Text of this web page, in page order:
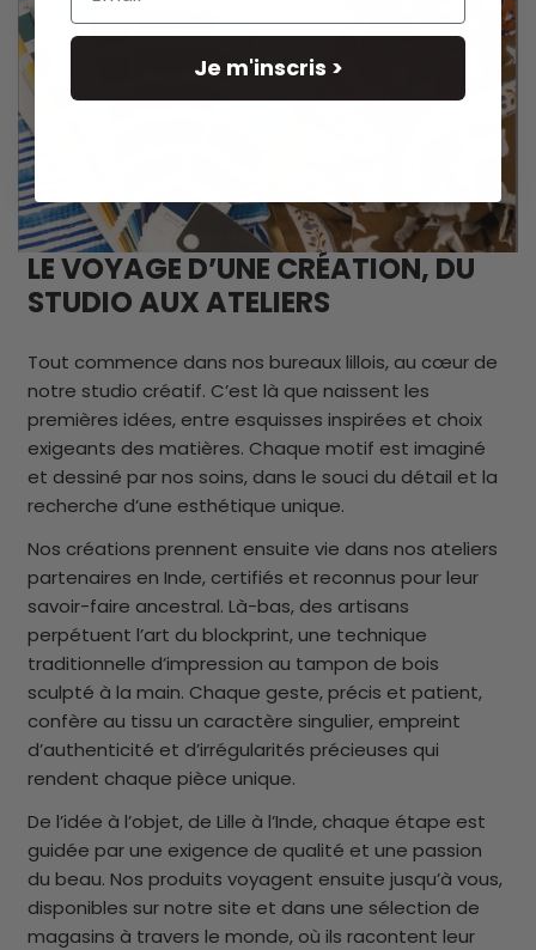
Dimensions
50 x 36
LE VOYAGE D’UNE CRÉATION, DU
STUDIO AUX ATELIERS
Tout commence dans nos bureaux lillois, au cœur de
notre studio créatif. C’est là que naissent les
premières idées, entre esquisses inspirées et choix
exigeants des matières. Chaque motif est imaginé
et dessiné par nos soins, dans le souci du détail et la
recherche d’une esthétique unique.
Nos créations prennent ensuite vie dans nos ateliers
partenaires en Inde, certifiés et reconnus pour leur
savoir-faire ancestral. Là-bas, des artisans
perpétuent l’art du blockprint, une technique
traditionnelle d’impression au tampon de bois
sculpté à la main. Chaque geste, précis et patient,
confère au tissu un caractère singulier, empreint
d’authenticité et d’irrégularités précieuses qui
rendent chaque pièce unique.
De l’idée à l’objet, de Lille à l’Inde, chaque étape est
guidée par une exigence de qualité et une passion
du beau. Nos produits voyagent ensuite jusqu’à vous,
disponibles sur notre site et dans une sélection de
magasins à travers le monde, où ils racontent leur
Je m'inscris >